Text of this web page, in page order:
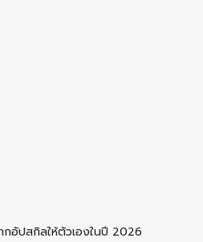
กอัปสกิลให้ตัวเองในปี 2026